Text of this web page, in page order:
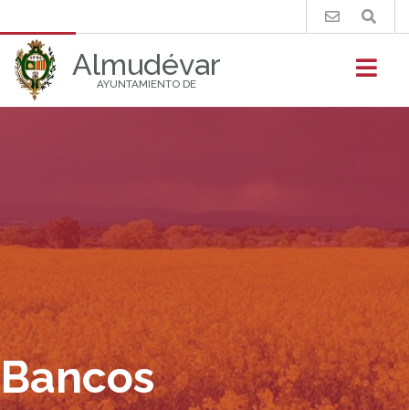
Almudévar
AYUNTAMIENTO DE
Buscar
Bancos